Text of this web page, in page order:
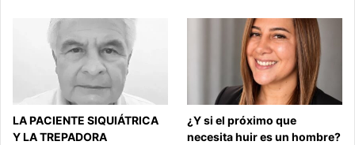
LA PACIENTE SIQUIÁTRICA
Y LA TREPADORA
¿Y si el próximo que
necesita huir es un hombre?